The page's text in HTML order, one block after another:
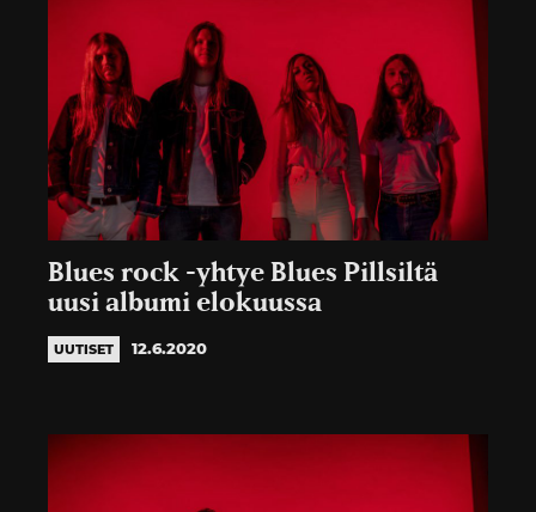
Blues rock -yhtye Blues Pillsiltä
uusi albumi elokuussa
UUTISET 12.6.2020